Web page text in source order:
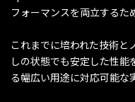
フォーマンスを両立するた
これまでに培われた技術と
しの状態でも安定した性
る幅広い用途に対応可能な